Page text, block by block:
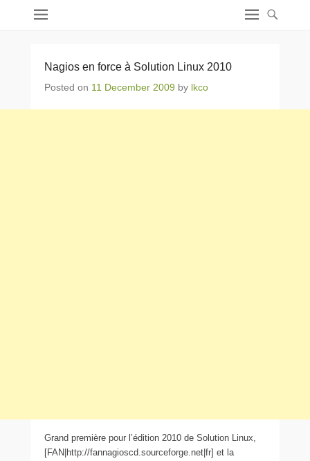
Nagios en force à Solution Linux 2010
Posted on 11 December 2009 by lkco
Grand première pour l’édition 2010 de Solution Linux,
[FAN|http://fannagioscd.sourceforge.net|fr] et la